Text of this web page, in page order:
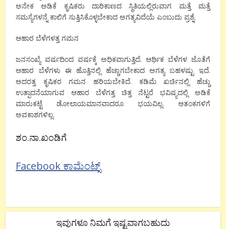
ಅನೇಕ ಅಡಿಕೆ ಕೃಷಿಕರು ದಾರಿಕಾಣದ ಸ್ಥಿತಿಯಲ್ಲಿರುವಾಗ ಮತ್ತೆ ಮತ್ತೆ
ಸಮಸ್ಯೆಗಳನ್ನೆ ಕಾಲಿಗೆ ಸುತ್ತಿಸಿಕೊಳ್ಳಬೇಕಾದ ಅಗತ್ಯವಿದೆಯೆ ಎಂಬುದು ಪ್ರಶ್ನೆ.
ಆಹಾರ ಬೆಳೆಗಳತ್ತ ಗಮನ
ಜನಸಂಖ್ಯೆ ವರ್ಷದಿಂದ ವರ್ಷಕ್ಕೆ ಅಧಿಕವಾಗುತ್ತಿದೆ. ಆರ್ಥಿಕ ಬೆಳೆಗಳ ಜೊತೆಗೆ
ಆಹಾರ ಬೆಳೆಗಳು ಈ ಹೊತ್ತಿನಲ್ಲಿ ಹೆಚ್ಚಾಗಬೇಕಾದ ಅಗತ್ಯ ಬಹಳಷ್ಟು ಇದೆ.
ಅದರತ್ತ ಕೃಷಿಕರ ಗಮನ ಹರಿಯಬೇಕಿದೆ. ಕಡಿಮೆ ಖರ್ಚಿನಲ್ಲಿ ಹೆಚ್ಚು
ಉತ್ಪಾದನೆಯಾಗುವ ಆಹಾರ ಬೆಳೆಗತ್ತ ಚಿತ್ತ ನೆಟ್ಟರೆ ಭವಿಷ್ಯದಲ್ಲಿ ಅಡಿಕೆ
ಮಾರುಕಟ್ಟೆ ಡೋಲಾಯಮಾನವಾದರೂ ಭಯವಿಲ್ಲ. ಆತಂಕಗಳಿಗೆ
ಅವಕಾಶಗಳಿಲ್ಲ.
ಶಂ.ನಾ.ಖಂಡಿಗೆ
Facebook ಕಾಮೆಂಟ್ಸ್
ಇವುಗಳೂ ನಿಮಗೆ ಇಷ್ಟವಾಗಬಹುದು